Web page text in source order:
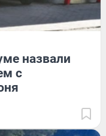
назвали
с